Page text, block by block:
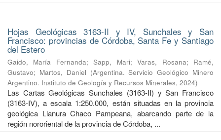
Hojas Geológicas 3163-II y IV, Sunchales y San
Francisco: provincias de Córdoba, Santa Fe y Santiago
del Estero
Gaido, María Fernanda;Sapp, Mari;Varas, Rosana; Ramé,
Gustavo; Martos, Daniel (Argentina. Servicio Geológico Minero
Argentino. Instituto de Geología y Recursos Minerales, 2024)
Las Cartas Geológicas Sunchales (3163-II) y San Francisco
(3163-IV), a escala 1:250.000, están situadas en la provincia
geológica Llanura Chaco Pampeana, abarcando parte de la
región nororiental de la provincia de Córdoba, ...